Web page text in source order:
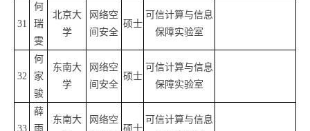
31
何
瑞
雯
北京大
学
网络空
间安全
硕士
可信计算与信息
保障实验室
32
何
家
骏
东南大
学
网络空
间安全
硕士
可信计算与信息
保障实验室
33
薛
雨
东南大
网络空
硕士
可信计算与信息